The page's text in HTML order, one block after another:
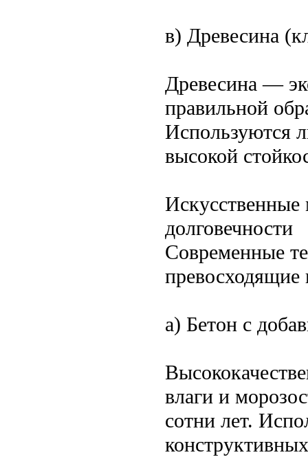
в) Древесина
Древесина —
правильной
Используются
высокой
долговечности
Современные
превосходящие
а) Бетон с
влаги и
сотни лет.